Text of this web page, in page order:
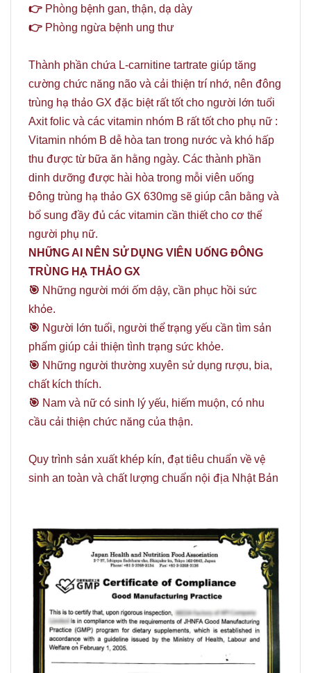
👉 Phòng bệnh gan, thận, dạ dày
👉 Phòng ngừa bệnh ung thư
Thành phần chứa L-carnitine tartrate giúp tăng
cường chức năng não và cải thiện trí nhớ, nên đông
trùng hạ thảo GX đặc biệt rất tốt cho người lớn tuổi
Axit folic và các vitamin nhóm B rất tốt cho phụ nữ :
Vitamin nhóm B dễ hòa tan trong nước và khó hấp
thu được từ bữa ăn hằng ngày. Các thành phần
dinh dưỡng được hài hòa trong mỗi viên uống
Đông trùng hạ thảo GX 630mg sẽ giúp cân bằng và
bổ sung đầy đủ các vitamin cần thiết cho cơ thể
người phụ nữ.
NHỮNG AI NÊN SỬ DỤNG VIÊN UỐNG ĐÔNG
TRÙNG HẠ THẢO GX
️🎯 Những người mới ốm dậy, cần phục hồi sức
khỏe.
️🎯 Người lớn tuổi, người thể trạng yếu cần tìm sản
phẩm giúp cải thiện tình trạng sức khỏe.
️🎯 Những người thường xuyên sử dụng rượu, bia,
chất kích thích.
️🎯 Nam và nữ có sinh lý yếu, hiếm muộn, có nhu
cầu cải thiện chức năng của thận.
Quy trình sản xuất khép kín, đạt tiêu chuẩn về vệ
sinh an toàn và chất lượng chuẩn nội địa Nhật Bản